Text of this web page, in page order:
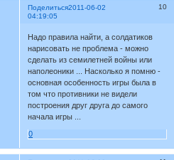
Поделиться 10
2011-06-02
04:19:05
Надо правила найти, а солдатиков
нарисовать не проблема - можно
сделать из семилетней войны или
наполеоники ... Насколько я помню -
основная особенность игры была в
том что противники не видели
построения друг друга до самого
начала игры ...
0